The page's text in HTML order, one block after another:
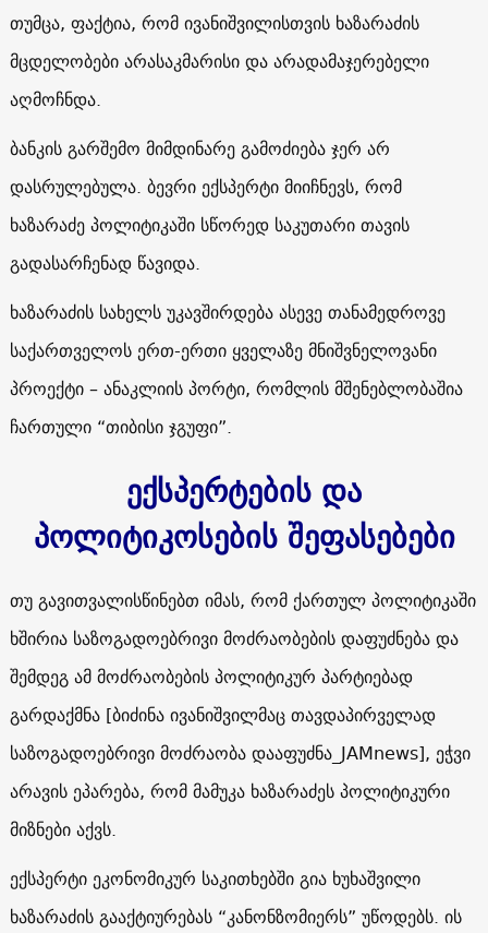
თუმცა, ფაქტია, რომ ივანიშვილისთვის ხაზარაძის
მცდელობები არასაკმარისი და არადამაჯერებელი
აღმოჩნდა.
ბანკის გარშემო მიმდინარე გამოძიება ჯერ არ
დასრულებულა. ბევრი ექსპერტი მიიჩნევს, რომ
ხაზარაძე პოლიტიკაში სწორედ საკუთარი თავის
გადასარჩენად წავიდა.
ხაზარაძის სახელს უკავშირდება ასევე თანამედროვე
საქართველოს ერთ-ერთი ყველაზე მნიშვნელოვანი
პროექტი – ანაკლიის პორტი, რომლის მშენებლობაშია
ჩართული “თიბისი ჯგუფი”.
ექსპერტების და
პოლიტიკოსების შეფასებები
თუ გავითვალისწინებთ იმას, რომ ქართულ პოლიტიკაში
ხშირია საზოგადოებრივი მოძრაობების დაფუძნება და
შემდეგ ამ მოძრაობების პოლიტიკურ პარტიებად
გარდაქმნა [ბიძინა ივანიშვილმაც თავდაპირველად
საზოგადოებრივი მოძრაობა დააფუძნა_JAMnews], ეჭვი
არავის ეპარება, რომ მამუკა ხაზარაძეს პოლიტიკური
მიზნები აქვს.
ექსპერტი ეკონომიკურ საკითხებში გია ხუხაშვილი
ხაზარაძის გააქტიურებას “კანონზომიერს” უწოდებს. ის